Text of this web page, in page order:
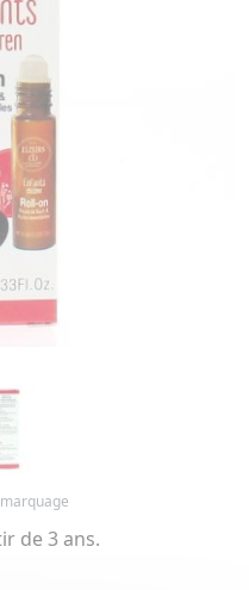
de 3 ans.